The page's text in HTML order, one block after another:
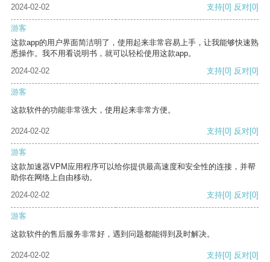
2024-02-02 支持[0] 反对[0]
游客
这款app的用户界面简洁明了，使用起来非常容易上手，让我能够快速熟
悉操作。我不用看说明书，就可以轻松使用这款app。
2024-02-02
支持[0] 反对[0]
游客
这款软件的功能非常强大，使用起来非常方便。
2024-02-02 支持[0] 反对[0]
游客
这款加速器VPM应用程序可以给你提供最高速度和安全性的连接，并帮
助你在网络上自由移动。
2024-02-02
支持[0] 反对[0]
游客
这款软件的售后服务非常好，遇到问题都能得到及时解决。
2024-02-02 支持[0] 反对[0]